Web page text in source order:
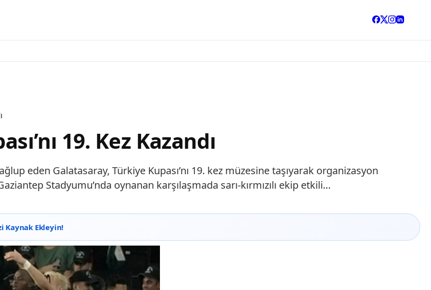
19. Kez Kazandı
eden Galatasaray, Türkiye Kupası’nı 19. kez müzesine taşıyarak organizasyon
Stadyumu’nda oynanan karşılaşmada sarı-kırmızılı ekip etkili…
Kaynak Ekleyin!